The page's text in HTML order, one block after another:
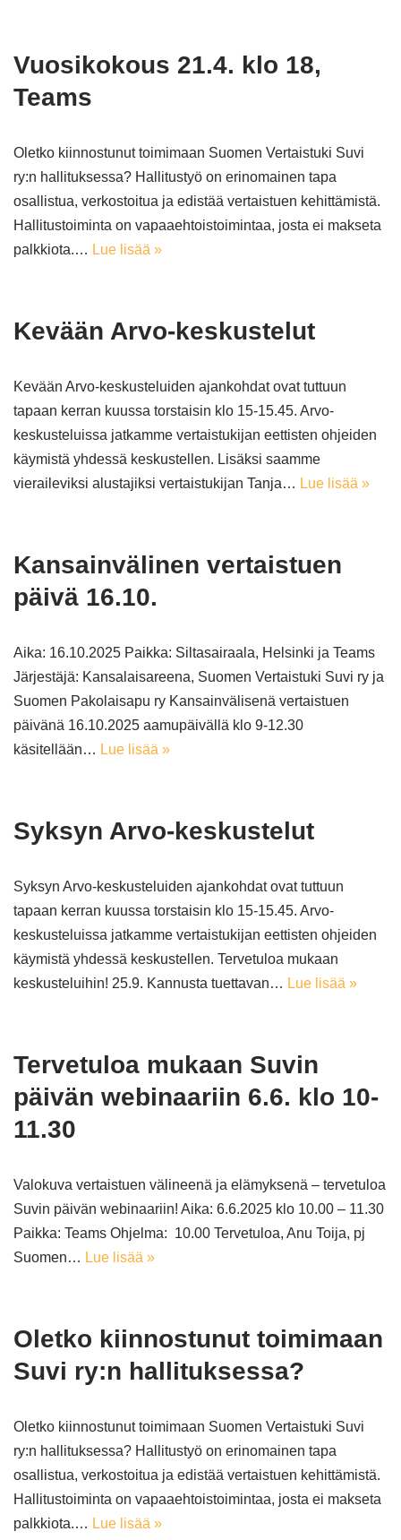
Vuosikokous 21.4. klo 18,
Teams
Oletko kiinnostunut toimimaan Suomen Vertaistuki Suvi
ry:n hallituksessa? Hallitustyö on erinomainen tapa
osallistua, verkostoitua ja edistää vertaistuen kehittämistä.
Hallitustoiminta on vapaaehtoistoimintaa, josta ei makseta
palkkiota.… Lue lisää »
Kevään Arvo-keskustelut
Kevään Arvo-keskusteluiden ajankohdat ovat tuttuun
tapaan kerran kuussa torstaisin klo 15-15.45. Arvo-
keskusteluissa jatkamme vertaistukijan eettisten ohjeiden
käymistä yhdessä keskustellen. Lisäksi saamme
vieraileviksi alustajiksi vertaistukijan Tanja… Lue lisää »
Kansainvälinen vertaistuen
päivä 16.10.
Aika: 16.10.2025 Paikka: Siltasairaala, Helsinki ja Teams
Järjestäjä: Kansalaisareena, Suomen Vertaistuki Suvi ry ja
Suomen Pakolaisapu ry Kansainvälisenä vertaistuen
päivänä 16.10.2025 aamupäivällä klo 9-12.30
käsitellään… Lue lisää »
Syksyn Arvo-keskustelut
Syksyn Arvo-keskusteluiden ajankohdat ovat tuttuun
tapaan kerran kuussa torstaisin klo 15-15.45. Arvo-
keskusteluissa jatkamme vertaistukijan eettisten ohjeiden
käymistä yhdessä keskustellen. Tervetuloa mukaan
keskusteluihin! 25.9. Kannusta tuettavan… Lue lisää »
Tervetuloa mukaan Suvin
päivän webinaariin 6.6. klo 10-
11.30
Valokuva vertaistuen välineenä ja elämyksenä – tervetuloa
Suvin päivän webinaariin! Aika: 6.6.2025 klo 10.00 – 11.30
Paikka: Teams Ohjelma: 10.00 Tervetuloa, Anu Toija, pj
Suomen… Lue lisää »
Oletko kiinnostunut toimimaan
Suvi ry:n hallituksessa?
Oletko kiinnostunut toimimaan Suomen Vertaistuki Suvi
ry:n hallituksessa? Hallitustyö on erinomainen tapa
osallistua, verkostoitua ja edistää vertaistuen kehittämistä.
Hallitustoiminta on vapaaehtoistoimintaa, josta ei makseta
palkkiota.… Lue lisää »